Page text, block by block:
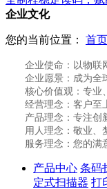
企业文化
您的当前位置： 首页
企业使命：以物联
企业愿景：成为全
核心价值观：专业
经营理念：客户至
产品理念：专注创
用人理念：敬业、
服务理念：您的满
产品中心 条码
定式扫描器 打